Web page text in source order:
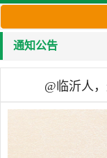
通知公告
@临沂人